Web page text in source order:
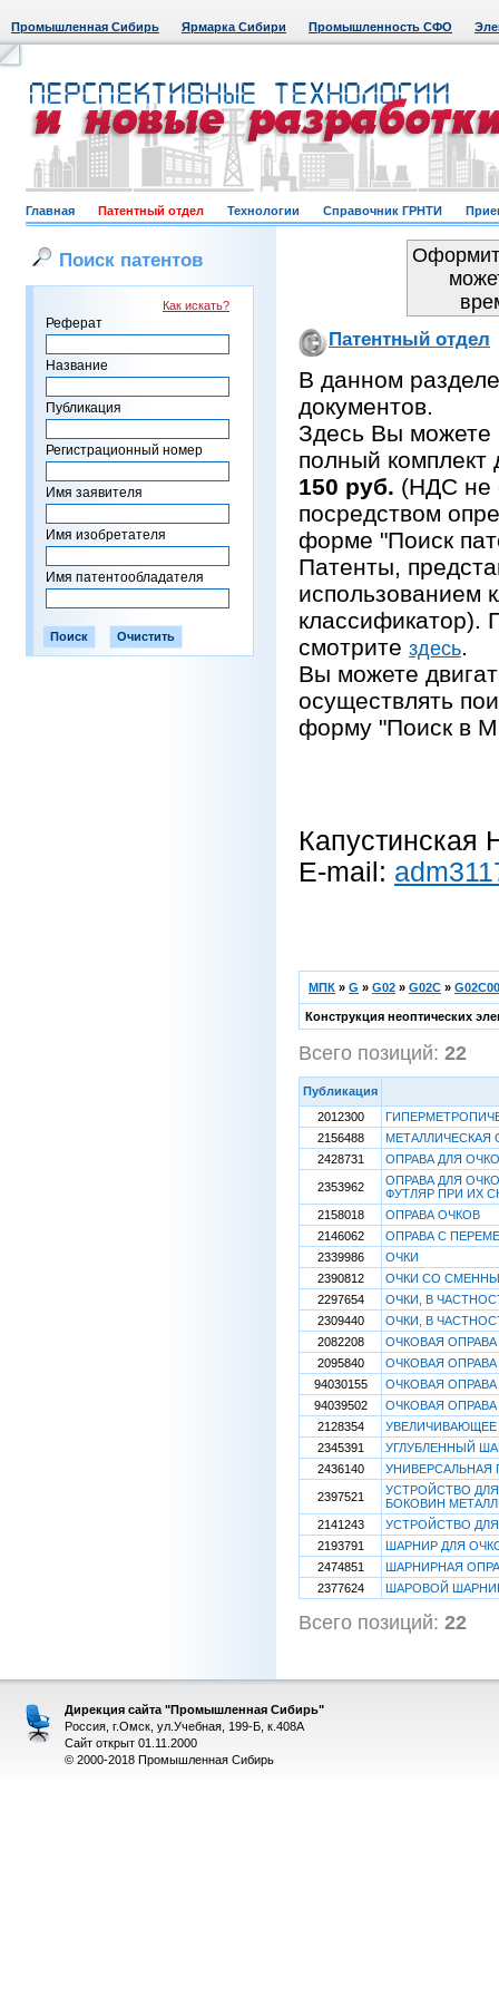
Промышленная Сибирь Ярмарка Сибири Промышленность СФО
Главная Патентный отдел Технологии Справочник ГРНТИ
Поиск патентов
Как искать?
Реферат
Название
Публикация
Регистрационный номер
Имя заявителя
Имя изобретателя
Имя патентообладателя
Патентный отдел
В данном
документов.
Здесь Вы можете
полный комплект
150 руб. (НДС не
посредством
форме "Поиск
Патенты,
использованием
классификатор).
смотрите здесь.
Вы можете
осуществлять
форму "Поиск в
Капустинская
E-mail:
МПК » G » G02 » G02C »
Конструкция неоптических
Всего позиций: 22
Публикация
2012300
2156488
МЕТАЛЛИЧЕСКАЯ
2428731
ОПРАВА ДЛЯ
2353962
ОПРАВА ДЛЯ
ФУТЛЯР ПРИ ИХ
2158018
ОПРАВА ОЧКОВ
2146062
ОПРАВА С
2339986
ОЧКИ
2390812
ОЧКИ СО
2297654
ОЧКИ, В
2309440
ОЧКИ, В
2082208
ОЧКОВАЯ ОПРАВА
2095840
ОЧКОВАЯ ОПРАВА
94030155
ОЧКОВАЯ ОПРАВА
94039502
ОЧКОВАЯ ОПРАВА
2128354
2345391
УГЛУБЛЕННЫЙ
2436140
УНИВЕРСАЛЬНАЯ
2397521
УСТРОЙСТВО
БОКОВИН
2141243
УСТРОЙСТВО
2193791
ШАРНИР ДЛЯ
2474851
ШАРНИРНАЯ
2377624
ШАРОВОЙ
Всего позиций: 22
Дирекция сайта "Промышленная Сибирь"
Россия, г.Омск, ул.Учебная, 199-Б, к.408А
Сайт открыт 01.11.2000
© 2000-2018 Промышленная Сибирь